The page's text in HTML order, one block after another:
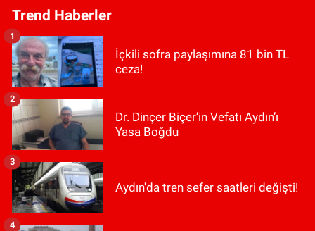
Trend Haberler
İçkili sofra paylaşımına 81 bin TL
ceza!
1
Dr. Dinçer Biçer’in Vefatı Aydın’ı
Yasa Boğdu
2
Aydın'da tren sefer saatleri değişti!
3
4